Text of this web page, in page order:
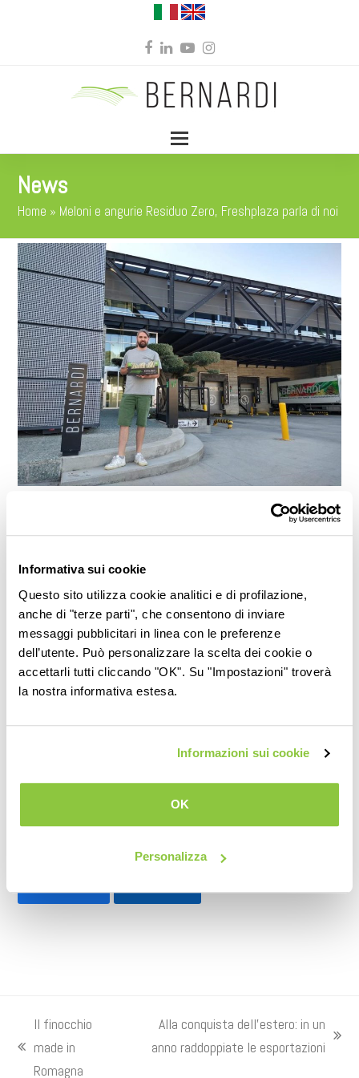
Informativa sui cookie
Questo sito utilizza cookie analitici e di profilazione,
anche di "terze parti", che consentono di inviare
messaggi pubblicitari in linea con le preferenze
dell’utente. Può personalizzare la scelta dei cookie o
accettarli tutti cliccando "OK". Su "Impostazioni" troverà
la nostra informativa estesa.
Informazioni sui cookie
OK
Personalizza
Facebook
LinkedIn
YouTubeInstagram
News
Home » Meloni e angurie Residuo Zero, Freshplaza parla di noi
Meloni e angurie Residuo Zero,
Freshplaza parla di noi
Meloni e angurie residuo zero sono i prodotti di punta estivi
per l’azienda agricola Bernardi. La loro coltivazione ha ormai
raggiunto i 50 ettari complessivi per garantire la fornitura
continua ai clienti da giugno a settembre. Su Freshplaza è
stata pubblicata un intervista a Christopher incentrata su
Clicca sullinkper l’articolo completo.
post
Il finocchio
made in
Romagna
articolo
Alla conquista dell’estero: in un
anno raddoppiate le esportazioni